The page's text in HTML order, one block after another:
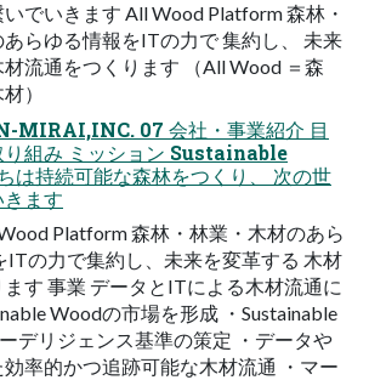
でいきます All Wood Platform 森林・
らゆる情報をITの力で 集約し、 未来
流通をつくります （All Wood ＝森
）
MIRAI,INC. 07 会社・事業紹介 目
り組み ミッション Sustainable
は持続可能な森林をつくり、 次の世
ます
Platform 森林・林業・木材のあら
ITの力で集約し、未来を変革する 木材
す 事業 データとITによる木材流通に
Woodの市場を形成 ・Sustainable
デリジェンス基準の策定 ・データや
率的かつ追跡可能な木材流通 ・マー